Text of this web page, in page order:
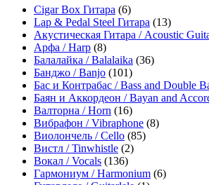
Cigar Box Гитара (6)
Lap & Pedal Steel Гитара (13)
Акустическая Гитара / Acoustic
Арфа / Harp (8)
Балалайка / Balalaika (36)
Банджо / Banjo (101)
Бас и Контрабас / Bass and Double
Баян и Аккордеон / Bayan and
Валторна / Horn (16)
Вибрафон / Vibraphone (8)
Виолончель / Cello (85)
Вистл / Tinwhistle (2)
Вокал / Vocals (136)
Гармониум / Harmonium (6)